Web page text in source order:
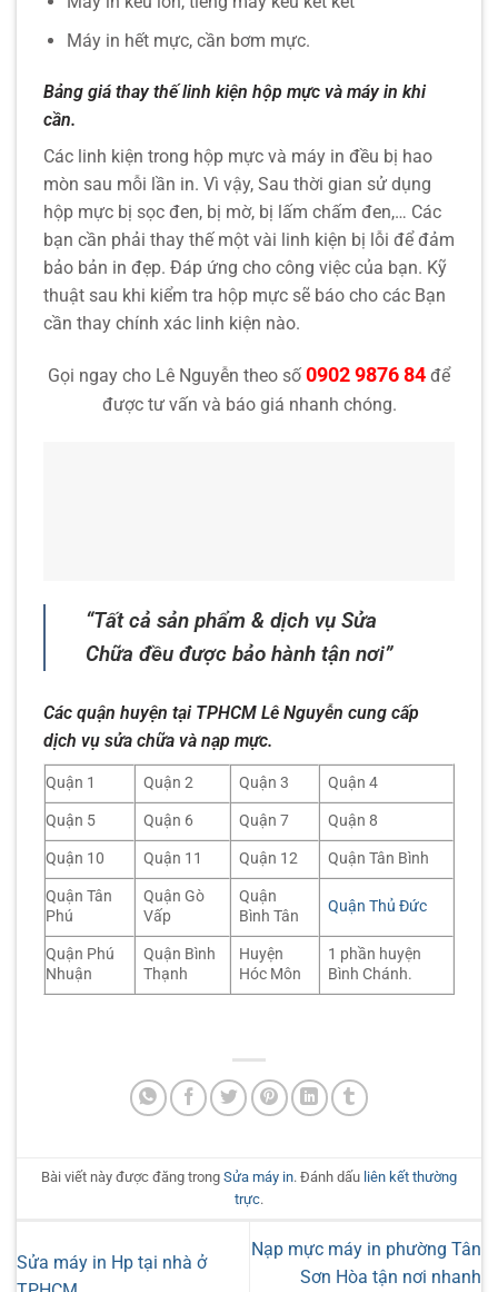
Máy in hết mực, cần bơm mực.
Bảng giá thay thế linh kiện hộp mực và máy in khi
cần.
Các linh kiện trong hộp mực và máy in đều bị hao
mòn sau mỗi lần in. Vì vậy, Sau thời gian sử dụng
hộp mực bị sọc đen, bị mờ, bị lấm chấm đen,… Các
bạn cần phải thay thế một vài linh kiện bị lỗi để đảm
bảo bản in đẹp. Đáp ứng cho công việc của bạn. Kỹ
thuật sau khi kiểm tra hộp mực sẽ báo cho các Bạn
cần thay chính xác linh kiện nào.
Gọi ngay cho Lê Nguyễn theo số 0902 9876 84 để
được tư vấn và báo giá nhanh chóng.
“Tất cả sản phẩm & dịch vụ Sửa
Chữa đều được bảo hành tận nơi”
Các quận huyện tại TPHCM Lê Nguyễn cung cấp
dịch vụ sửa chữa và nạp mực.
Quận 1 Quận 2 Quận 3
Quận 4
Quận 5
Quận 6 Quận 7
Quận 8
Quận 10
Quận 11 Quận 12
Quận Tân Bình
Quận Tân
Phú
Quận Gò
Vấp
Quận
Bình Tân
Quận Thủ Đức
Quận Phú
Nhuận
Quận Bình
Thạnh
Huyện
Hóc Môn
1 phần huyện
Bình Chánh.
Bài viết này được đăng trong Sửa máy in. Đánh dấu liên kết thường
trực.
Sửa máy in Hp tại nhà ở
Nạp mực máy in phường Tân
Sơn Hòa tận nơi nhanh